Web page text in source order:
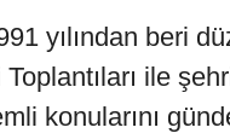
yılından beri
ile
konularını